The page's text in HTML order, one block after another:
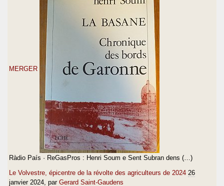
MERGER
Ràdio País · ReGasPros : Henri Soum e Sent Subran dens (…)
Le Volvestre, épicentre de la révolte des agriculteurs de 2024 26
janvier 2024 , par Gerard Saint-Gaudens